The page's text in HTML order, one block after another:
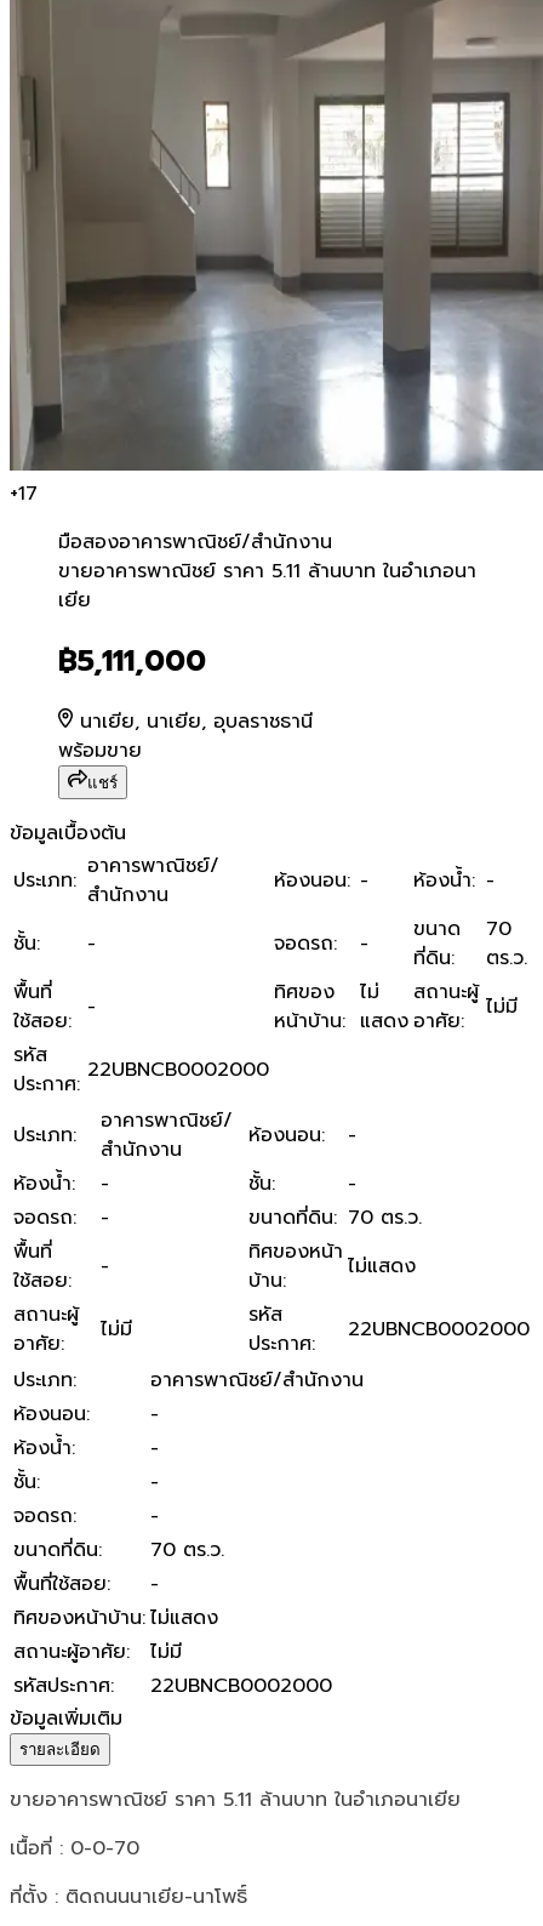
+17
มือสองอาคารพาณิชย์/สำนักงาน
ขายอาคารพาณิชย์ ราคา 5.11
ขายอาคารพาณิชย์ ราคา 5.11 ล้านบาท ในอำเภอนา
เยีย
฿5,111,000
นาเยีย, นาเยีย, อุบลราชธานี
พร้อมขาย
แชร์
ข้อมูลเบื้องต้น
ประเภท: อาคารพาณิชย์/
สำนักงาน
ห้องนอน: - ห้องน้ำ: -
ชั้น: - จอดรถ: -
ขนาด
ที่ดิน:
70
ตร.ว.
พื้นที่
ใช้สอย: -
ทิศของ
หน้าบ้าน:
ไม่
แสดง
สถานะผู้
อาศัย:
ไม่มี
รหัส
ประกาศ: 22UBNCB0002000
ประเภท:
อาคารพาณิชย์/
สำนักงาน
ห้องนอน:
-
ห้องน้ำ: - ชั้น:
-
จอดรถ: - ขนาดที่ดิน: 70 ตร.ว.
พื้นที่
ใช้สอย: -
ทิศของหน้า
บ้าน:
ไม่แสดง
สถานะผู้
อาศัย: ไม่มี
รหัส
ประกาศ:
22UBNCB0002000
ประเภท:
อาคารพาณิชย์/สำนักงาน
ห้องนอน:
-
ห้องน้ำ:
-
ชั้น:
-
จอดรถ:
-
ขนาดที่ดิน:
70 ตร.ว.
พื้นที่ใช้สอย:
-
ทิศของหน้าบ้าน:ไม่แสดง
สถานะผู้อาศัย:
ไม่มี
รหัสประกาศ:
22UBNCB0002000
ข้อมูลเพิ่มเติม
รายละเอียด
ขายอาคารพาณิชย์ ราคา 5.11 ล้านบาท ในอำเภอนาเยีย
เนื้อที่ : 0-0-70
ที่ตั้ง : ติดถนนนาเยีย-นาโพธิ์